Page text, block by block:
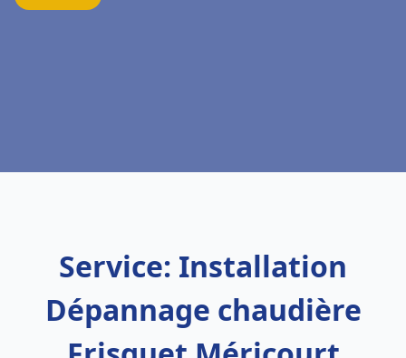
Service: Installation
Dépannage chaudière